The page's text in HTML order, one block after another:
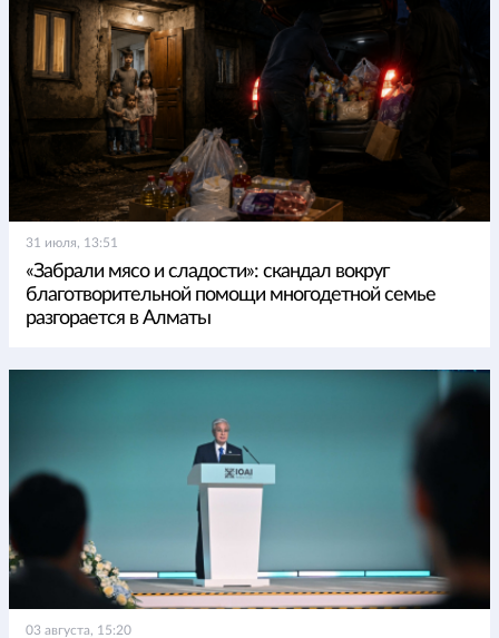
31 июля, 13:51
«Забрали мясо и сладости»: скандал вокруг
благотворительной помощи многодетной семье
разгорается в Алматы
03 августа, 15:20